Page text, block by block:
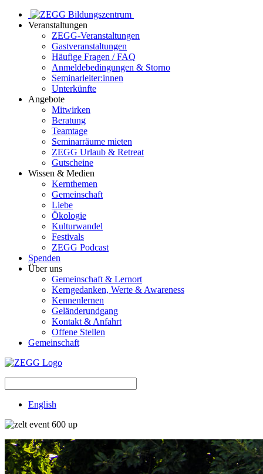
Veranstaltungen
ZEGG-Veranstaltungen
Gastveranstaltungen
Häufige Fragen / FAQ
Anmeldebedingungen & Storno
Seminarleiter:innen
Unterkünfte
Angebote
Mitwirken
Beratung
Teamtage
Seminarräume mieten
ZEGG Urlaub & Retreat
Gutscheine
Wissen & Medien
Kernthemen
Gemeinschaft
Liebe
Ökologie
Kulturwandel
Festivals
ZEGG Podcast
Spenden
Über uns
Gemeinschaft & Lernort
Kerngedanken, Werte & Awareness
Kennenlernen
Geländerundgang
Kontakt & Anfahrt
Offene Stellen
Gemeinschaft
English